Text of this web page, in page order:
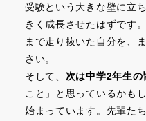
受験という大きな壁に立
きく成長させたはずです
まで走り抜いた自分を、
さい。
そして、 次は中学2年生の
こと」と思っているかも
始まっています。先輩た